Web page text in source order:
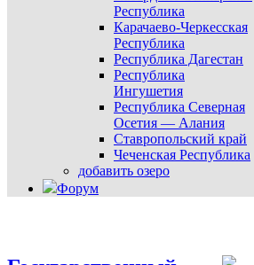
Республика
Карачаево-Черкесская
Республика
Республика Дагестан
Республика
Ингушетия
Республика Северная
Осетия — Алания
Ставропольский край
Чеченская Республика
добавить озеро
Форум